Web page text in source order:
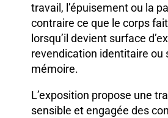
travail, l’épuisement ou la
contraire ce que le corps
lorsqu’il devient surface
revendication identitaire ou
mémoire.
L’exposition propose une
sensible et engagée des